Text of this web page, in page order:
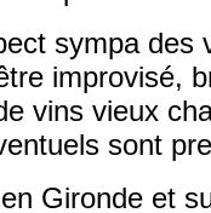
sympa des
improvisé,
vins vieux
sont
Gironde et